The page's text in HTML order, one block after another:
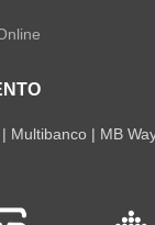
Multibanco | MB